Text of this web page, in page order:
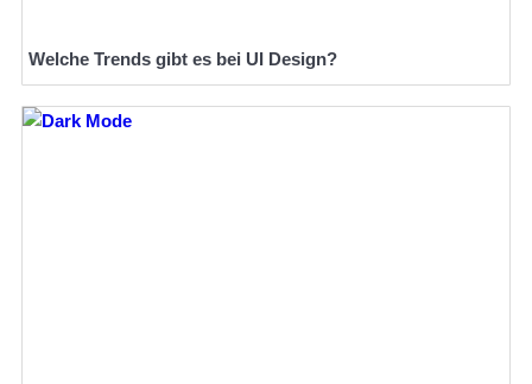
Welche Trends gibt es bei UI Design?